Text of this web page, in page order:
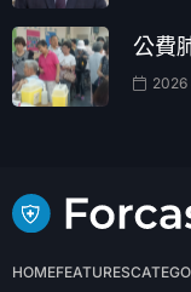
公費
2026
HOMEFEATURES